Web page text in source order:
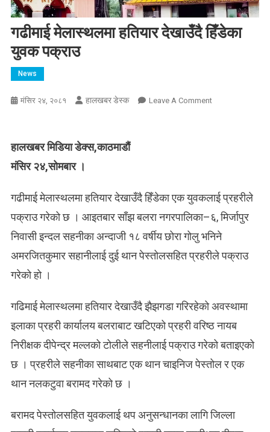
गढीमाई मेलास्थलमा हतियार देखाउँदै हिँडेका
युवक पक्राउ
News
मंसिर २४, २०८१ हालखबर डेस्क Leave A CommentOn
पक्राउ
हालखबर मिडिया डेक्स,काठमाडौं
मंसिर २४,सोमबार ।
गढीमाई मेलास्थलमा हतियार देखाउँदै हिँडेका एक युवकलाई प्रहरीले
पक्राउ गरेको छ । आइतबार साँझ बलरा नगरपालिका–६, मिर्जापुर
निवासी इन्दल सहनीका अन्दाजी १८ वर्षीय छोरा गोलु भनिने
अमरजितकुमार सहानीलाई दुई थान पेस्तोलसहित प्रहरीले पक्राउ
गरेको हो ।
गढिमाई मेलास्थलमा हतियार देखाउँदै झैझगडा गरिरहेको अवस्थामा
इलाका प्रहरी कार्यालय बलराबाट खटिएको प्रहरी वरिष्ठ नायब
निरीक्षक दीपेन्द्र मल्लको टोलीले सहनीलाई पक्राउ गरेको बताइएको
छ । प्रहरीले सहनीका साथबाट एक थान चाइनिज पेस्तोल र एक
थान नलकटुवा बरामद गरेको छ ।
बरामद पेस्तोलसहित युवकलाई थप अनुसन्धानका लागि जिल्ला